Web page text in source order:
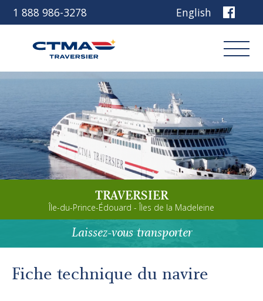
1 888 986-3278 English
Découvrez notre navire
Planifiez votre voyage
Avant de partir
Autres services
Connexion
Réservez
TRAVERSIER
Île-du-Prince-Édouard - Îles de la Madeleine
Laissez-vous transporter
Fiche technique du navire